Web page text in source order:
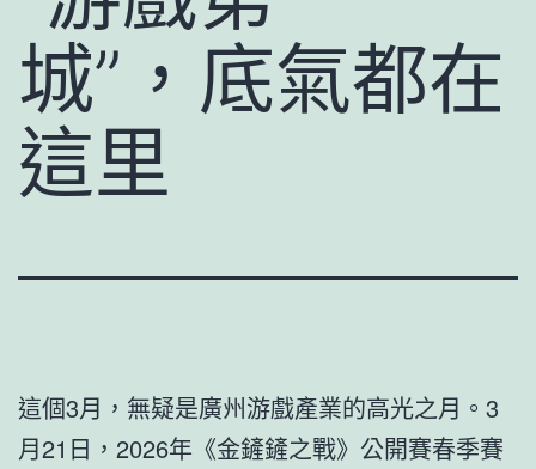
城”，底氣都在
這里
這個3月，無疑是廣州游戲產業的高光之月。3
月21日，2026年《金鏟鏟之戰》公開賽春季賽